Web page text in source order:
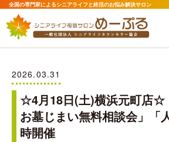
全国の専門家によるシニアライフと終活のお悩み解決サロン
2026.03.31
☆4月18日(土)横浜元町店☆
お墓じまい無料相談会」「
時開催